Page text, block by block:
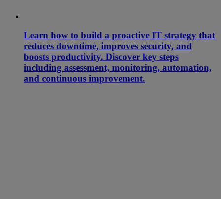
Learn how to build a proactive IT strategy that
reduces downtime, improves security, and
boosts productivity. Discover key steps
including assessment, monitoring, automation,
and continuous improvement.